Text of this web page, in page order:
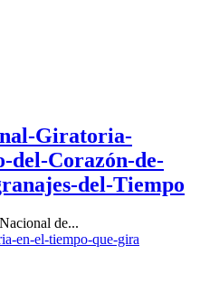
Giratoria-
del-Corazón-de-
del-Tiempo
de...